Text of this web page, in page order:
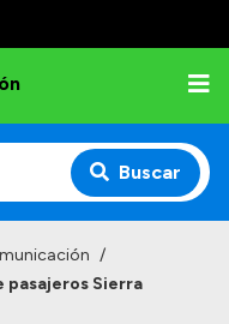
Buscar
/
Sierra